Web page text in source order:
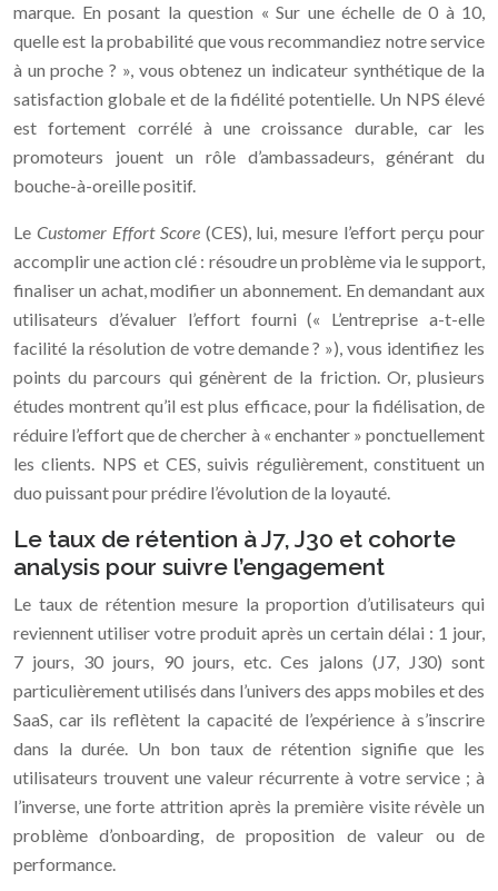
marque. En posant la question « Sur une échelle de 0 à 10,
quelle est la probabilité que vous recommandiez notre service
à un proche ? », vous obtenez un indicateur synthétique de la
satisfaction globale et de la fidélité potentielle. Un NPS élevé
est fortement corrélé à une croissance durable, car les
promoteurs jouent un rôle d’ambassadeurs, générant du
bouche-à-oreille positif.
Le Customer Effort Score(CES), lui, mesure l’effort perçu pour
accomplir une action clé : résoudre un problème via le support,
finaliser un achat, modifier un abonnement. En demandant aux
utilisateurs d’évaluer l’effort fourni (« L’entreprise a-t-elle
facilité la résolution de votre demande ? »), vous identifiez les
points du parcours qui génèrent de la friction. Or, plusieurs
études montrent qu’il est plus efficace, pour la fidélisation, de
réduire l’effort que de chercher à « enchanter » ponctuellement
les clients. NPS et CES, suivis régulièrement, constituent un
duo puissant pour prédire l’évolution de la loyauté.
Le taux de rétention à J7, J30 et cohorte
analysis pour suivre l’engagement
Le taux de rétention mesure la proportion d’utilisateurs qui
reviennent utiliser votre produit après un certain délai : 1 jour,
7 jours, 30 jours, 90 jours, etc. Ces jalons (J7, J30) sont
particulièrement utilisés dans l’univers des apps mobiles et des
SaaS, car ils reflètent la capacité de l’expérience à s’inscrire
dans la durée. Un bon taux de rétention signifie que les
utilisateurs trouvent une valeur récurrente à votre service ; à
l’inverse, une forte attrition après la première visite révèle un
problème d’onboarding, de proposition de valeur ou de
performance.